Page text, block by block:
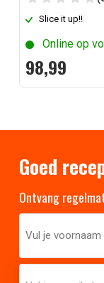
Slice it up!!
Online op
98,99
Goed
Ontvang